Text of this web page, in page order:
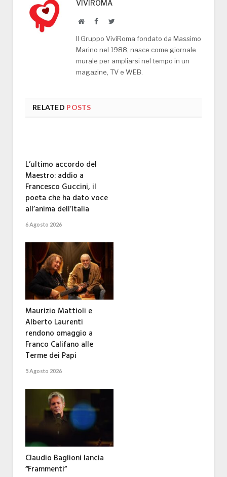
VIVIROMA
WebsiteFacebookTwitter
Il Gruppo ViviRoma fondato da Massimo
Marino nel 1988, nasce come giornale
murale per ampliarsi nel tempo in un
magazine, TV e WEB.
RELATED POSTS
L’ultimo accordo del
Maestro: addio a
Francesco Guccini, il
poeta che ha dato voce
all’anima dell’Italia
6 Agosto 2026
Maurizio Mattioli e
Alberto Laurenti
rendono omaggio a
Franco Califano alle
Terme dei Papi
5 Agosto 2026
Claudio Baglioni lancia
“Frammenti”